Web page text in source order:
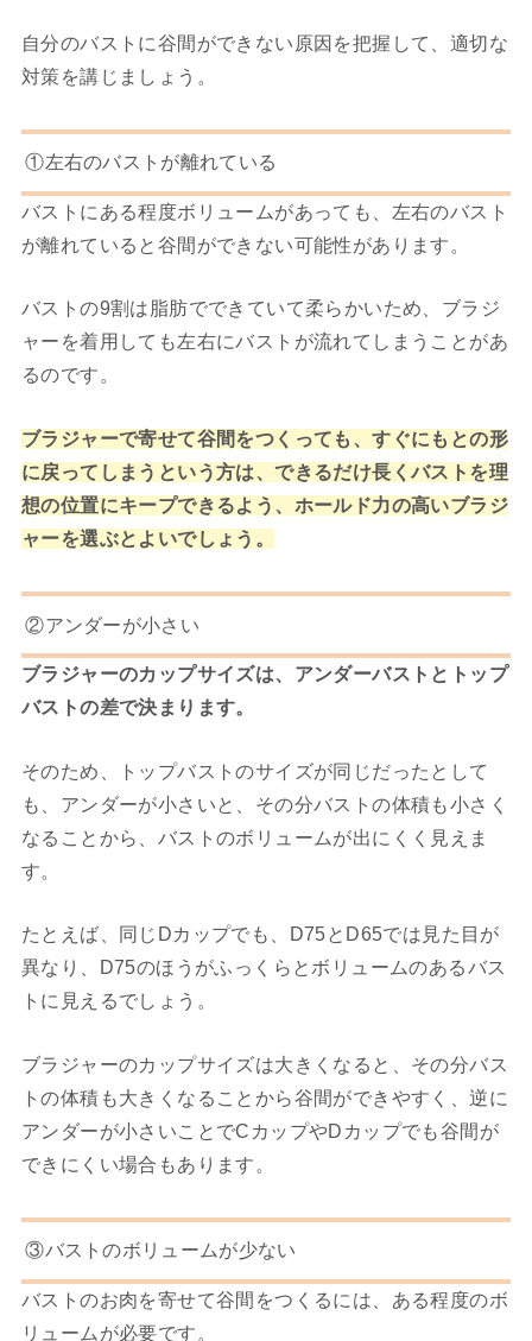
自分のバストに谷間ができない原因を把握して、適切な
対策を講じましょう。
①左右のバストが離れている
バストにある程度ボリュームがあっても、左右のバスト
が離れていると谷間ができない可能性があります。
バストの9割は脂肪でできていて柔らかいため、ブラジ
ャーを着用しても左右にバストが流れてしまうことがあ
るのです。
ブラジャーで寄せて谷間をつくっても、すぐにもとの形
に戻ってしまうという方は、できるだけ長くバストを理
想の位置にキープできるよう、ホールド力の高いブラジ
ャーを選ぶとよいでしょう。
②アンダーが小さい
ブラジャーのカップサイズは、アンダーバストとトップ
バストの差で決まります。
そのため、トップバストのサイズが同じだったとして
も、アンダーが小さいと、その分バストの体積も小さく
なることから、バストのボリュームが出にくく見えま
す。
たとえば、同じDカップでも、D75とD65では見た目が
異なり、D75のほうがふっくらとボリュームのあるバス
トに見えるでしょう。
ブラジャーのカップサイズは大きくなると、その分バス
トの体積も大きくなることから谷間ができやすく、逆に
アンダーが小さいことでCカップやDカップでも谷間が
できにくい場合もあります。
③バストのボリュームが少ない
バストのお肉を寄せて谷間をつくるには、ある程度のボ
リュームが必要です。